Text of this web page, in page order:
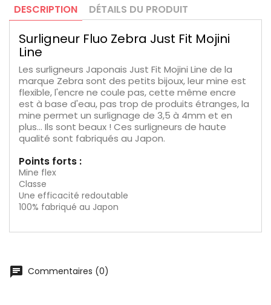
DESCRIPTION DÉTAILS DU PRODUIT
Surligneur Fluo Zebra Just Fit Mojini
Line
Les surligneurs Japonais Just Fit Mojini Line de la
marque Zebra sont des petits bijoux, leur mine est
flexible, l'encre ne coule pas, cette même encre
est à base d'eau, pas trop de produits étranges, la
mine permet un surlignage de 3,5 à 4mm et en
plus... Ils sont beaux ! Ces surligneurs de haute
qualité sont fabriqués au Japon.
Points forts :
Mine flex
Classe
Une efficacité redoutable
100% fabriqué au Japon
chat Commentaires (0)